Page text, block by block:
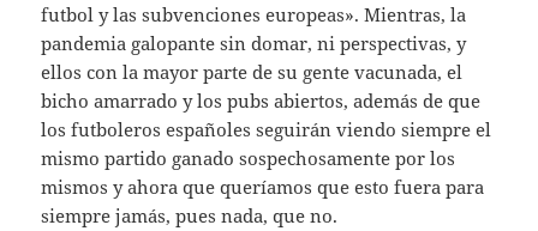
futbol y las subvenciones europeas». Mientras, la
pandemia galopante sin domar, ni perspectivas, y
ellos con la mayor parte de su gente vacunada, el
bicho amarrado y los pubs abiertos, además de que
los futboleros españoles seguirán viendo siempre el
mismo partido ganado sospechosamente por los
mismos y ahora que queríamos que esto fuera para
siempre jamás, pues nada, que no.